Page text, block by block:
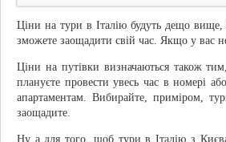
Ціни на тури в Італію будуть дещо
зможете заощадити свій час. Якщо у вас
Ціни на путівки визначаються також
плануєте провести увесь час в номері
апартаментам. Вибирайте, приміром,
заощадите.
Ну а для того, щоб тури в Італію з